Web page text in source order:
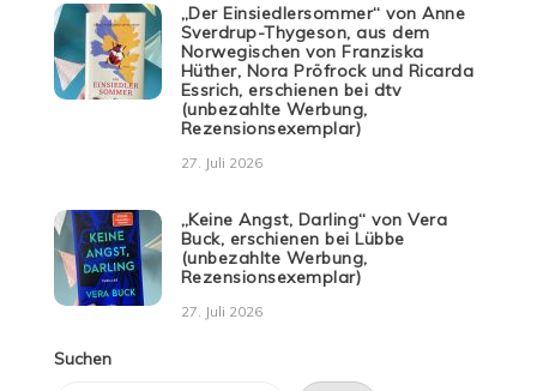
„Der Einsiedlersommer“ von Anne
Sverdrup-Thygeson, aus dem
Norwegischen von Franziska
Hüther, Nora Pröfrock und Ricarda
Essrich, erschienen bei dtv
(unbezahlte Werbung,
Rezensionsexemplar)
27. Juli 2026
„Keine Angst, Darling“ von Vera
Buck, erschienen bei Lübbe
(unbezahlte Werbung,
Rezensionsexemplar)
27. Juli 2026
Suchen